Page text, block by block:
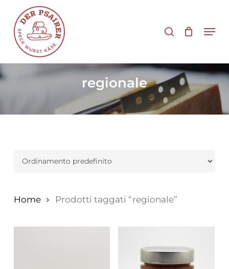
contenuto
principale
regionale
Home Prodotti taggati “regionale”